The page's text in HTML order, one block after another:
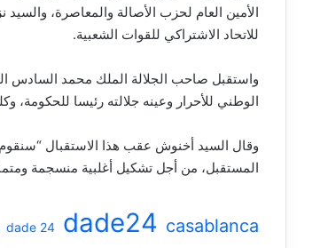
الأمين العام لحزب الأصالة والمعاصرة، والسيد
للاتحاد الاشتراكي للقوات الشعبية.
واستقبل صاحب الجلالة الملك محمد السادس
الوطني للأحرار وعينه جلالته رئيسا للحكومة،
وقال السيد أخنوش عقب هذا الاستقبال
المستقبل، من أجل تشكيل أغلبية منسجمة
casablanca
dade24
dade 24